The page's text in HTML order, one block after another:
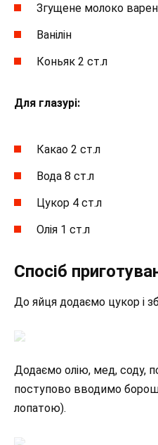
Згущене молоко
Ванілін
Коньяк 2 ст.л
Для глазурі:
Какао 2 ст.л
Вода 8 ст.л
Цукор 4 ст.л
Олія 1 ст.л
Спосіб
До яйця додаємо цукор і
Додаємо олію, мед, соду,
поступово вводимо
лопатою).